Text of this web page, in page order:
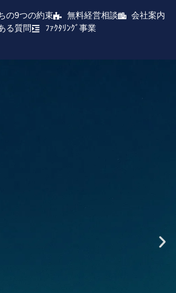
の9つの約束 無料経営相談
会社案内
る質問
ﾌｧｸﾀﾘﾝｸﾞ事業